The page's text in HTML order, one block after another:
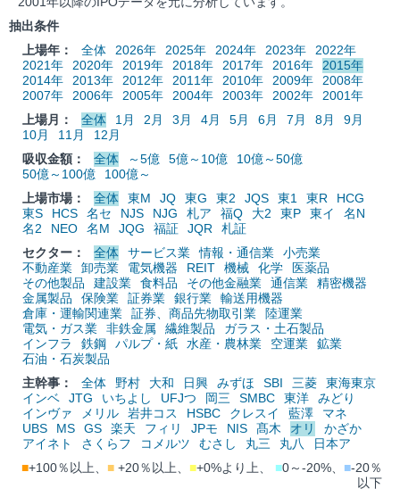
抽出条件
上場年：
全体 2026年 2025年 2024年 2023年
2022年
2021年
2020年 2019年 2018年 2017年 2016年
2015年
2014年
2013年 2012年 2011年 2010年 2009年
2008年
2007年
2006年 2005年 2004年 2003年 2002年
2001年
上場月：
全体 1月 2月 3月 4月 5月 6月 7月 8月
9月
10月
11月
12月
吸収金額：
全体 ～5億 5億～10億
10億～50億
50億～100億
100億～
上場市場：
全体 東M JQ 東G 東2 JQS 東1 東R
HCG
東S
HCS 名セ NJS NJG 札ア 福Q 大2 東P 東イ
名N
名2
NEO 名M JQG 福証 JQR
札証
セクター：
全体 サービス業 情報・通信業
小売業
不動産業
卸売業 電気機器 REIT 機械 化学
医薬品
その他製品
建設業 食料品 その他金融業 通信業
精密機器
金属製品
保険業 証券業 銀行業
輸送用機器
倉庫・運輸関連業
証券、商品先物取引業
陸運業
電気・ガス業
非鉄金属 繊維製品
ガラス・土石製品
インフラ
鉄鋼 パルプ・紙 水産・農林業 空運業
鉱業
石油・石炭製品
主幹事：
全体 野村 大和 日興 みずほ SBI 三菱
東海東京
インベ
JTG いちよし UFJつ 岡三 SMBC 東洋
みどり
インヴァ
メリル 岩井コス HSBC クレスイ 藍澤
マネ
UBS
MS GS 楽天 フィリ JPモ NIS 髙木 オリ
かざか
アイネト
さくらフ コメルツ むさし 丸三 丸八
日本ア
■+100％以上、 ■ +20％以上、 ■+0%より上、 ■0～-20%、 ■-20％
以下